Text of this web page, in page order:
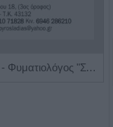
Πνευμονολόγος - Φυματιολόγος "Σπυρίδων Λ. Λαδιάς"